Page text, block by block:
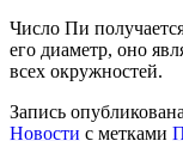
Число Пи
его диаметр, оно
всех окружностей.
Запись опубликована
Новости с метками